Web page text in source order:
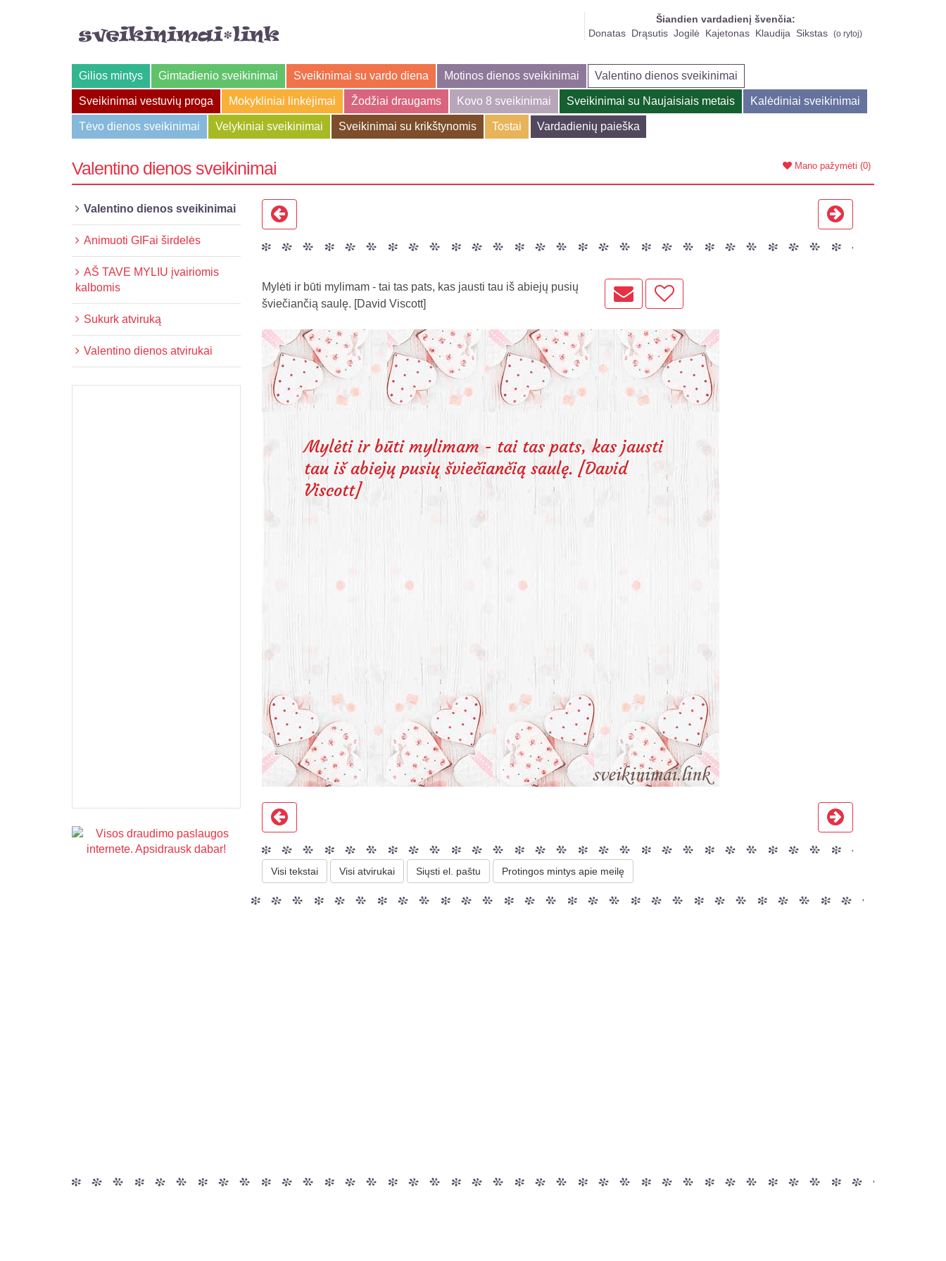
Šiandien vardadienį švenčia:
Donatas Drąsutis Jogilė Kajetonas Klaudija Sikstas (o rytoj)
Gilios mintys Gimtadienio sveikinimai Sveikinimai su vardo diena Motinos dienos sveikinimai Valentino dienos sveikinimai
Sveikinimai vestuvių proga Mokykliniai linkėjimai Žodžiai draugams Kovo 8 sveikinimai Sveikinimai su Naujaisiais metais Kalėdiniai sveikinimai
Tėvo dienos sveikinimai Velykiniai sveikinimai Sveikinimai su krikštynomis Tostai Vardadienių paieška
Mano pažymėti (0)
Valentino dienos sveikinimai
Valentino dienos sveikinimai
Animuoti GIFai širdelės
AŠ TAVE MYLIU įvairiomis
kalbomis
Sukurk atviruką
Valentino dienos atvirukai
Mylėti ir būti mylimam - tai tas pats, kas jausti tau iš abiejų pusių
šviečiančią saulę. [David Viscott]
Visi tekstai Visi atvirukai Siųsti el. paštu Protingos mintys apie meilę